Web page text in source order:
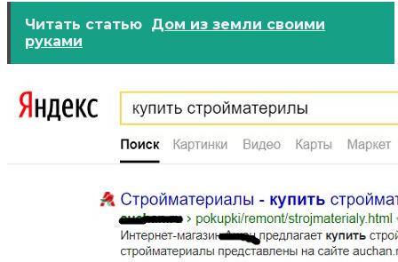
Читать статью Дом из земли своими
руками